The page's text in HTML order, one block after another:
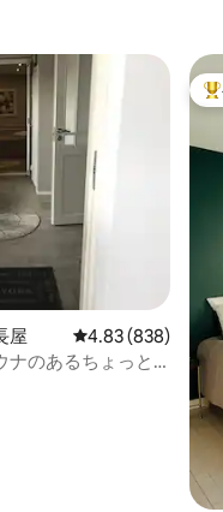
屋 レビュー838件、
4.83 (838)
ナのあるちょっと